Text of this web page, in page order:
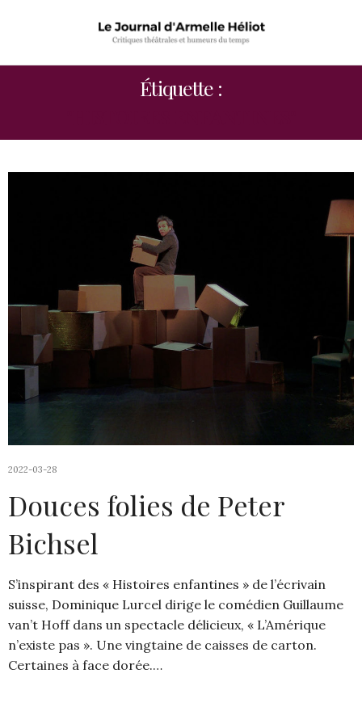
Étiquette :
2022-03-28
Douces folies de Peter
Bichsel
S’inspirant des « Histoires enfantines » de l’écrivain
suisse, Dominique Lurcel dirige le comédien Guillaume
van’t Hoff dans un spectacle délicieux, « L’Amérique
n’existe pas ». Une vingtaine de caisses de carton.
Certaines à face dorée.…